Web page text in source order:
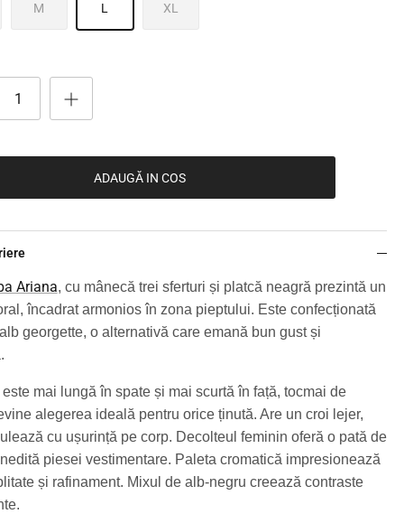
M L XL
ADAUGĂ IN COS
Ariana, cu mânecă trei sferturi și platcă neagră prezintă un
încadrat armonios în zona pieptului. Este confecționată
georgette, o alternativă care emană bun gust și
mai lungă în spate și mai scurtă în față, tocmai de
alegerea ideală pentru orice ținută. Are un croi lejer,
cu ușurință pe corp. Decolteul feminin oferă o pată de
piesei vestimentare. Paleta cromatică impresionează
și rafinament. Mixul de alb-negru creează contraste